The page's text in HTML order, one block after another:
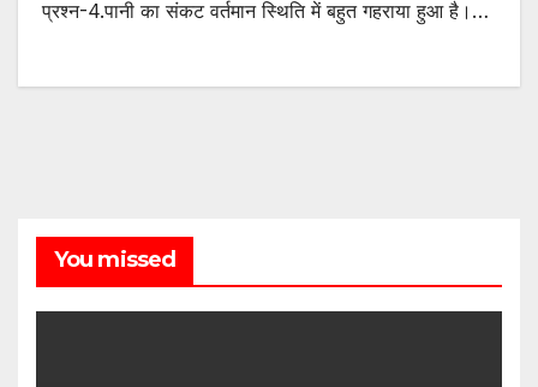
प्रश्न-4.पानी का संकट वर्तमान स्थिति में बहुत गहराया हुआ है।…
You missed